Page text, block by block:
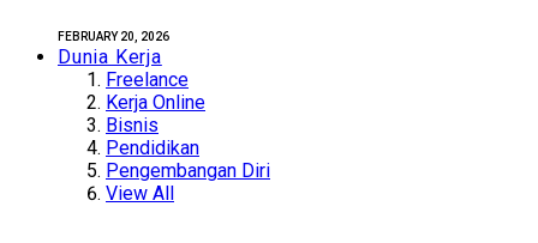
FEBRUARY 20, 2026
Dunia Kerja
Freelance
Kerja Online
Bisnis
Pendidikan
Pengembangan Diri
View All